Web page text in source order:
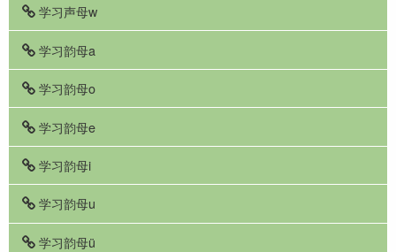
学习声母w
学习韵母a
学习韵母o
学习韵母e
学习韵母i
学习韵母u
学习韵母ü